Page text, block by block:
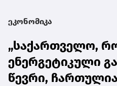
ეკონომიკა
„საქართველო,
ენერგეტიკული
წევრი, ჩართულია